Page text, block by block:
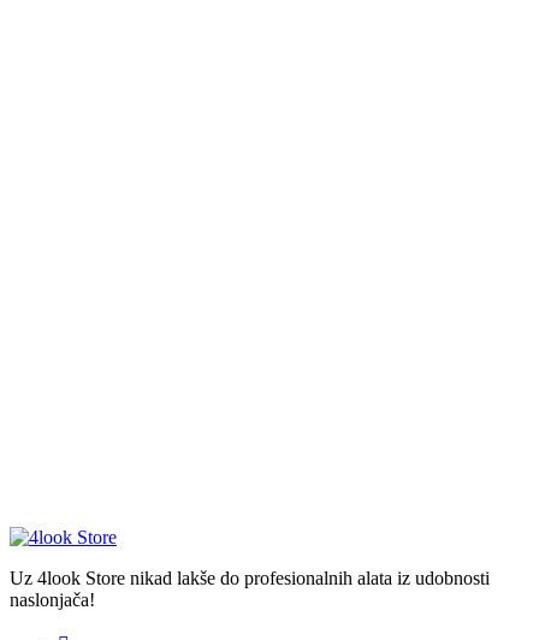
Uz 4look Store nikad lakše do profesionalnih alata iz udobnosti
naslonjača!